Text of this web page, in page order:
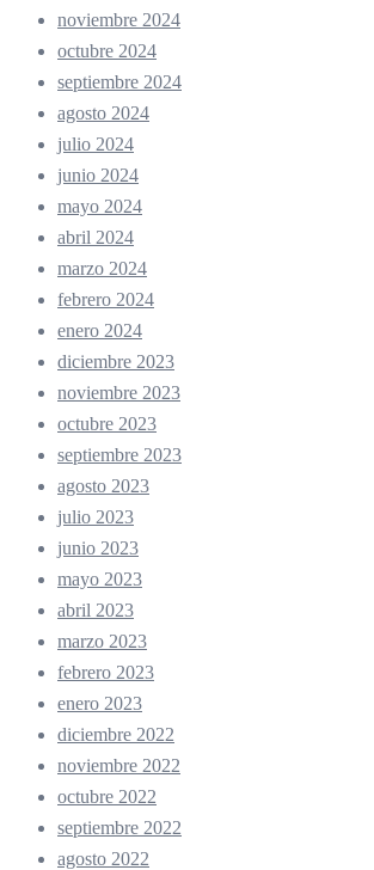
noviembre 2024
octubre 2024
septiembre 2024
agosto 2024
julio 2024
junio 2024
mayo 2024
abril 2024
marzo 2024
febrero 2024
enero 2024
diciembre 2023
noviembre 2023
octubre 2023
septiembre 2023
agosto 2023
julio 2023
junio 2023
mayo 2023
abril 2023
marzo 2023
febrero 2023
enero 2023
diciembre 2022
noviembre 2022
octubre 2022
septiembre 2022
agosto 2022